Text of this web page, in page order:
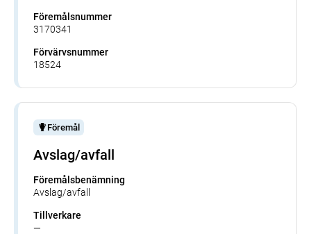
Föremålsnummer
3170341
Förvärvsnummer
18524
Föremål
Avslag/avfall
Föremålsbenämning
Avslag/avfall
Tillverkare
—